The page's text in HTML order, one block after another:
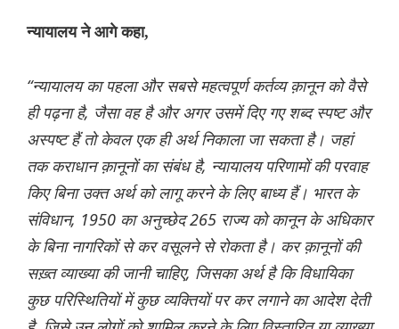
न्यायालय ने आगे कहा,
“न्यायालय का पहला और सबसे महत्वपूर्ण कर्तव्य क़ानून को वैसे
ही पढ़ना है, जैसा वह है और अगर उसमें दिए गए शब्द स्पष्ट और
अस्पष्ट हैं तो केवल एक ही अर्थ निकाला जा सकता है। जहां
तक कराधान क़ानूनों का संबंध है, न्यायालय परिणामों की परवाह
किए बिना उक्त अर्थ को लागू करने के लिए बाध्य हैं। भारत के
संविधान, 1950 का अनुच्छेद 265 राज्य को कानून के अधिकार
के बिना नागरिकों से कर वसूलने से रोकता है। कर क़ानूनों की
सख़्त व्याख्या की जानी चाहिए, जिसका अर्थ है कि विधायिका
कुछ परिस्थितियों में कुछ व्यक्तियों पर कर लगाने का आदेश देती